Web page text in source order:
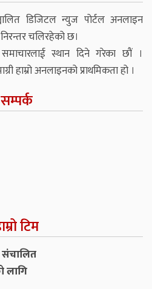
डिजिटल न्युज पोर्टल अनलाइन
चलिरहेको छ।
स्थान दिने गरेका छौं ।
हाम्रो अनलाइनको प्राथमिकता हो ।
सम्पर्क
टिम
संचालित
लागि